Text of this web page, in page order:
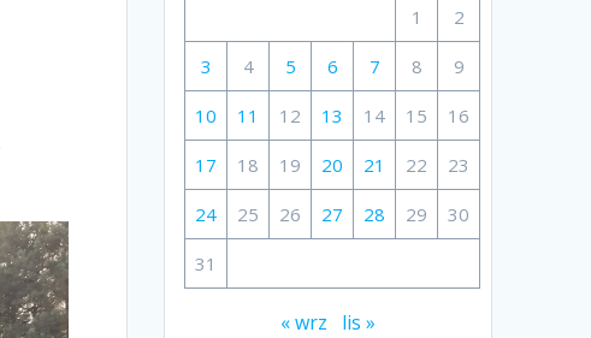
1 2
3 4 5 6 7 8 9
10 11 12 13 14 15 16
17 18 19 20 21 22 23
24 25 26 27 28 29 30
31
« wrz lis »